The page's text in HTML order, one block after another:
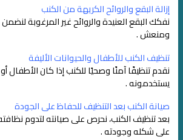
إزالة البقع والروائح الكريهة من الكنب
نفكك البقع العنيدة والروائح غير المرغوبة
ومنعش .
تنظيف الكنب للأطفال والحيوانات الأليفة
نقدم تنظيفًا آمنًا وصحيًا للكنب إذا كان الأطفال أو
يستخدمونه .
صيانة الكنب بعد التنظيف للحفاظ على الجودة
بعد تنظيف الكنب، نحرص على صيانته لتدوم
على شكله وجودته .